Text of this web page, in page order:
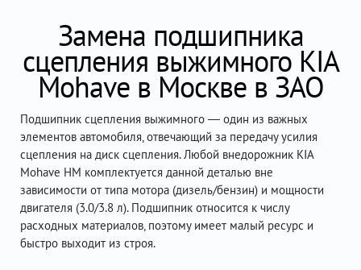
Замена подшипника
сцепления выжимного KIA
Mohave в Москве в ЗАО
Подшипник сцепления выжимного — один из важных
элементов автомобиля, отвечающий за передачу усилия
сцепления на диск сцепления. Любой внедорожник KIA
Mohave HM комплектуется данной деталью вне
зависимости от типа мотора (дизель/бензин) и мощности
двигателя (3.0/3.8 л). Подшипник относится к числу
расходных материалов, поэтому имеет малый ресурс и
быстро выходит из строя.